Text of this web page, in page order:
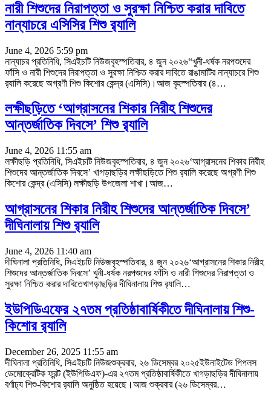
নারী শিশুদের নিরাপত্তা ও সুরক্ষা নিশ্চিত করার দাবিতে
নান্যাচরে এসিসির শিশু র‌্যালি
June 4, 2026 5:59 pm
নান্যাচর প্রতিনিধি, সিএইচটি নিউজবৃহস্পতিবার, ৪ জুন ২০২৬“খুনী-ধর্ষক নরপশুদের
ফাঁসি ও নারী শিশুদের নিরাপত্তা ও সুরক্ষা নিশ্চিত করার দাবিতে রাঙামাটির নান্যাচরে শিশু
র‌্যালি করেছে অগ্রণী শিশু কিশোর কেন্দ্র (এসিসি)।আজ বৃহস্পতিবার (৪…
লক্ষীছড়িতে ‘আগ্রাসনের শিকার নিরীহ শিশুদের
আন্তর্জাতিক দিবসে’ শিশু র‌্যালি
June 4, 2026 11:55 am
লক্ষীছড়ি প্রতিনিধি, সিএইচটি নিউজবৃহস্পতিবার, ৪ জুন ২০২৬‘আগ্রাসনের শিকার নিরীহ
শিশুদের আন্তর্জাতিক দিবসে’ খাগড়াছড়ির লক্ষীছড়িতে শিশু র‌্যালি করেছে অগ্রণী শিশু
কিশোর কেন্দ্র (এসিসি) লক্ষীছড়ি উপজেলা শাখা।আজ…
আগ্রাসনের শিকার নিরীহ শিশুদের আন্তর্জাতিক দিবসে’
দীঘিনালায় শিশু র‌্যালি
June 4, 2026 11:40 am
দীঘিনালা প্রতিনিধি, সিএইচটি নিউজবৃহস্পতিবার, ৪ জুন ২০২৬‘আগ্রাসনের শিকার নিরীহ
শিশুদের আন্তর্জাতিক দিবসে’ খুনী-ধর্ষক নরপশুদের ফাঁসি ও নারী শিশুদের নিরাপত্তা ও
সুরক্ষা নিশ্চিত করার দাবিতেখাগড়াছড়ির দীঘিনালায় শিশু র‌্যালি…
ইউপিডিএফের ২৭তম প্রতিষ্ঠাবার্ষিকীতে দীঘিনালায় শিশু-
কিশোর র‍্যালি
December 26, 2025 11:55 am
দীঘিনালা প্রতিনিধি, সিএইচটি নিউজশুক্রবার, ২৬ ডিসেম্বর ২০২৫ইউনাইটেড পিপলস
ডেমোক্রেটিক ফ্রন্ট (ইউপিডিএফ)-এর ২৭তম প্রতিষ্ঠাবার্ষিকীতে খাগড়াছড়ির দীঘিনালায়
বর্ণাঢ্য শিশু-কিশোর র‌্যালি অনুষ্ঠিত হয়েছে।আজ শুক্রবার (২৬ ডিসেম্বর…